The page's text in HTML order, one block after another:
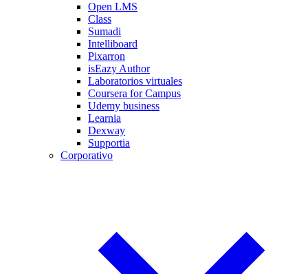
Open LMS
Class
Sumadi
Intelliboard
Pixarron
isEazy Author
Laboratorios virtuales
Coursera for Campus
Udemy business
Learnia
Dexway
Supportia
Corporativo